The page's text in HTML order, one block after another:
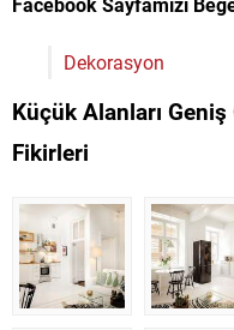
Dekorasyon
Küçük Alanları
Fikirleri